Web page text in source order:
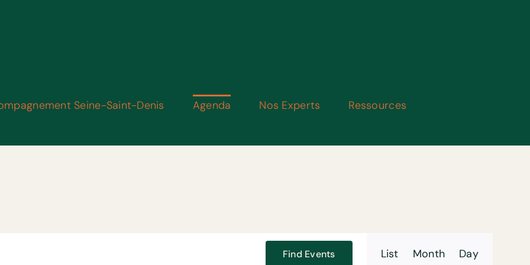
Seine-Saint-Denis Agenda Nos Experts
Ressources
Find Events
Event
List Month Day